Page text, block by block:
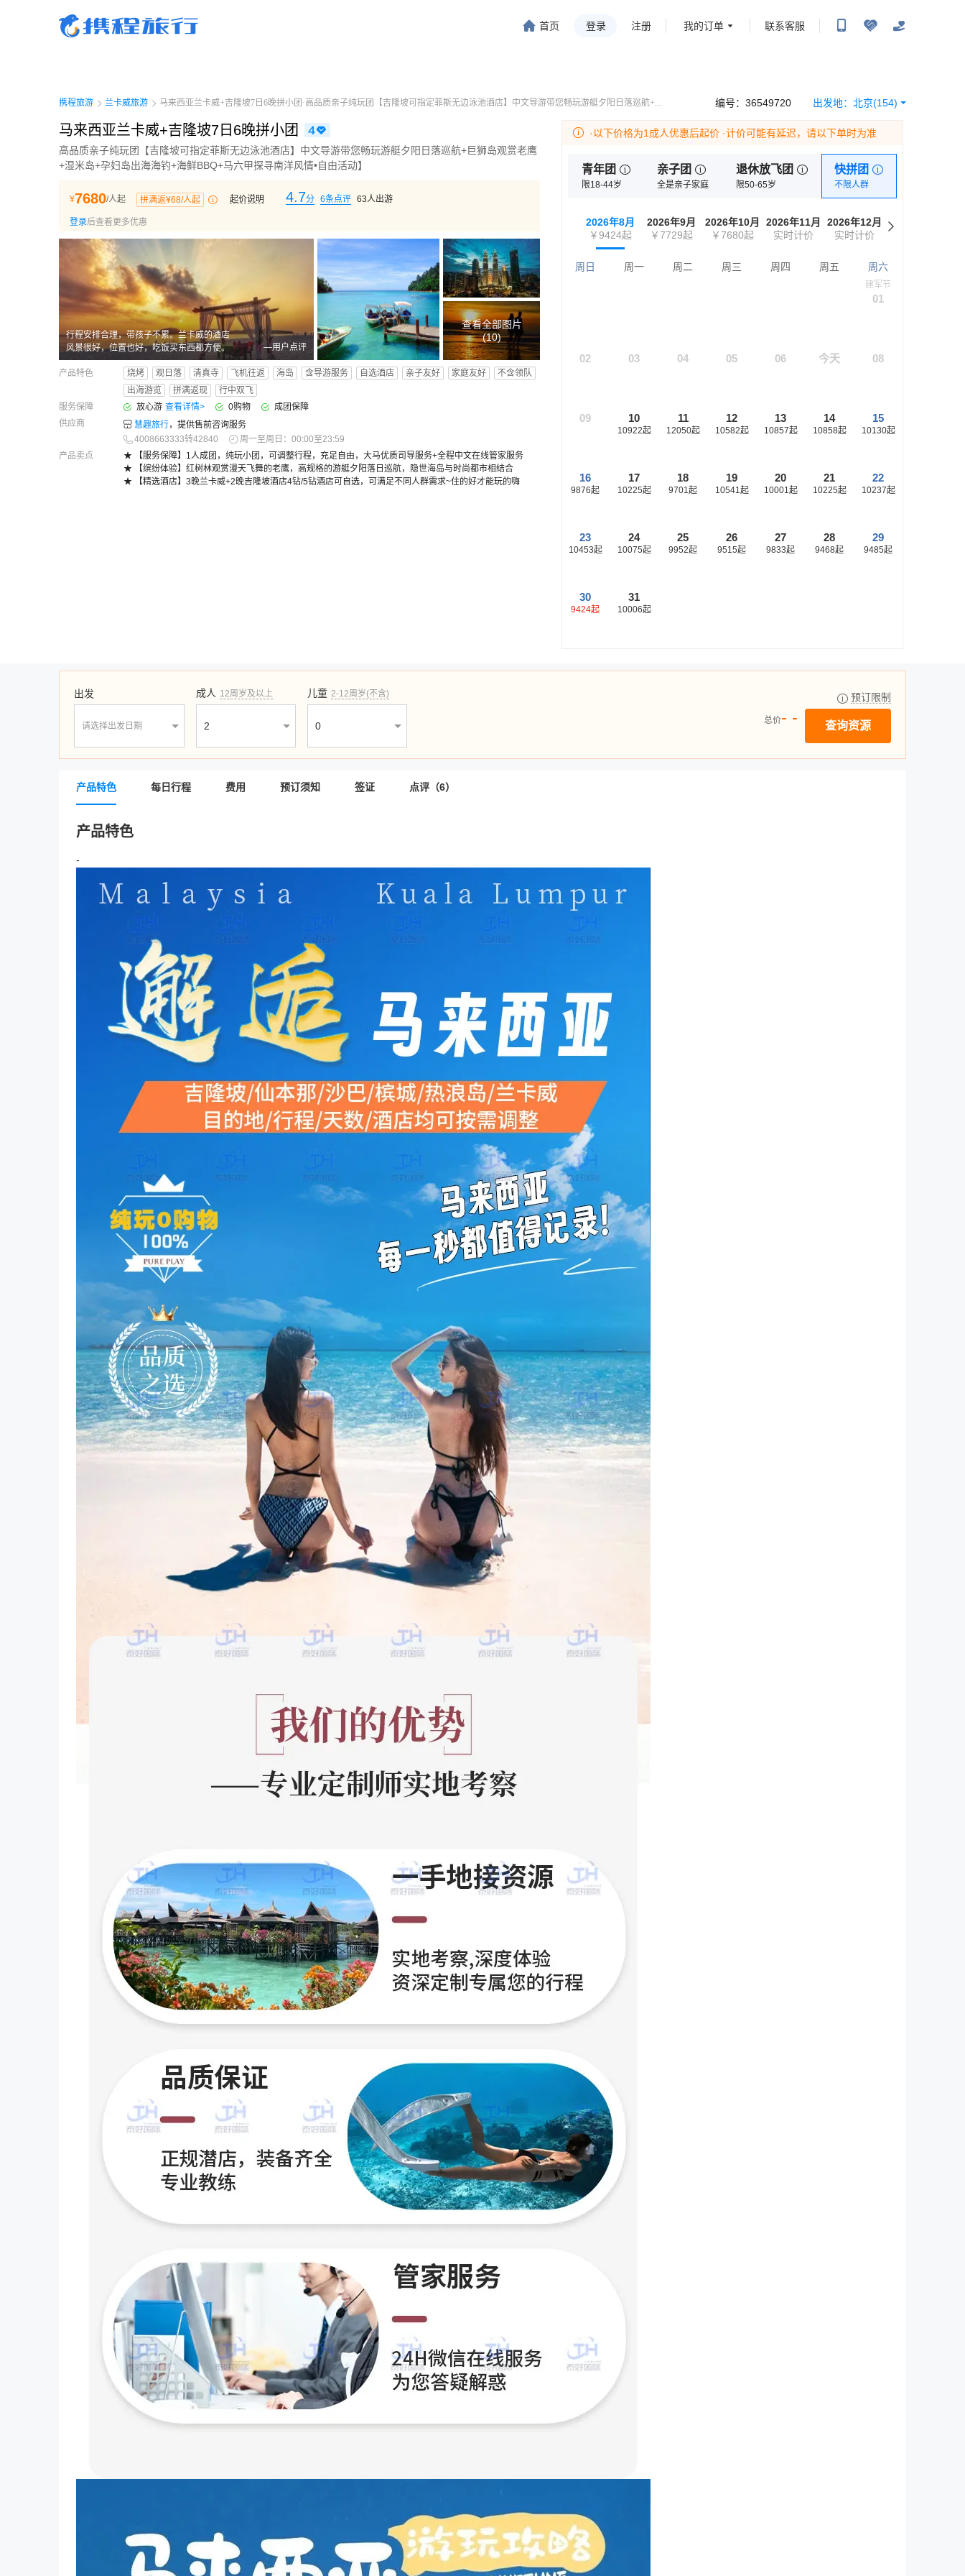
首页 登录 注册 我的订单 联系客服
携程旅游
兰卡威旅游 马来西亚兰卡威+吉隆坡7日6晚拼小团·高品质亲子纯玩团【吉隆坡可指定菲斯无边泳池酒店】中文导游带您畅玩游艇夕阳日落巡航+...
马来西亚兰卡威+吉隆坡7日6晚拼小团
高品质亲子纯玩团【吉隆坡可指定菲斯无边泳池酒店】中文导游带您畅玩游艇夕阳日落巡航+巨狮岛观赏老鹰
+湿米岛+孕妇岛出海海钓+海鲜BBQ+马六甲探寻南洋风情•自由活动】
¥7680/人起 拼满返¥68/人起 起价说明 4.7分 6条点评 63人出游
登录后查看更多优惠
—用户点评
行程安排合理，带孩子不累。兰卡威的酒店
风景很好，位置也好，吃饭买东西都方便。
司导服务周到热情。
查看全部图片
(10)
产品特色 烧烤 观日落 清真寺 飞机往返 海岛 含导游服务 自选酒店 亲子友好 家庭友好
不含领队
出海游览
拼满返现
行中双飞
服务保障
放心游 查看详情> 0购物
成团保障
供应商
慧趣旅行，提供售前咨询服务
4008663333转42840
周一至周日：00:00至23:59
产品卖点
★ 【服务保障】1人成团，纯玩小团，可调整行程，充足自由，大马优质司导服务+全程中文在线管家服务
★ 【缤纷体验】红树林观赏漫天飞舞的老鹰，高规格的游艇夕阳落日巡航，隐世海岛与时尚都市相结合
★ 【精选酒店】3晚兰卡威+2晚吉隆坡酒店4钻/5钻酒店可自选，可满足不同人群需求~住的好才能玩的嗨
出发地： 北京(154)
编号： 36549720
·以下价格为1成人优惠后起价 ·计价可能有延迟，请以下单时为准
青年团
限18-44岁
亲子团
全是亲子家庭
退休放飞团
限50-65岁
快拼团
不限人群
2026年8月
￥9424起
2026年9月
￥7729起
2026年10月
￥7680起
2026年11月
实时计价
2026年12月
实时计价
周日 周一 周二 周三 周四 周五 周六
建军节
01
02 03 04 05 06 今天 08
09 10
10922起
11
12050起
12
10582起
13
10857起
14
10858起
15
10130起
16
9876起
17
10225起
18
9701起
19
10541起
20
10001起
21
10225起
22
10237起
23
10453起
24
10075起
25
9952起
26
9515起
27
9833起
28
9468起
29
9485起
30
9424起
31
10006起
预订限制
查询资源
总价- -
出发
请选择出发日期
成人 12周岁及以上 儿童 2-12周岁(不含)
产品特色 每日行程 费用 预订须知 签证 点评（6）
产品特色
-